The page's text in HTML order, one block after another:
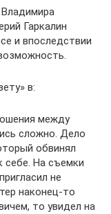
Гаркалин
и впоследствии
в:
между
сложно. Дело
обвинял
себе. На съемки
не
наконец-то
то увидел на